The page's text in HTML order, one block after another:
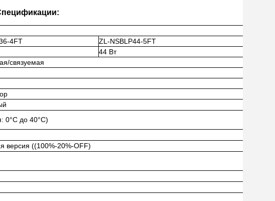
4FT
ZL-NSBLP44-5FT
44 Вт
связуемая
0°C до 40°C)
версия ((100%-20%-OFF)